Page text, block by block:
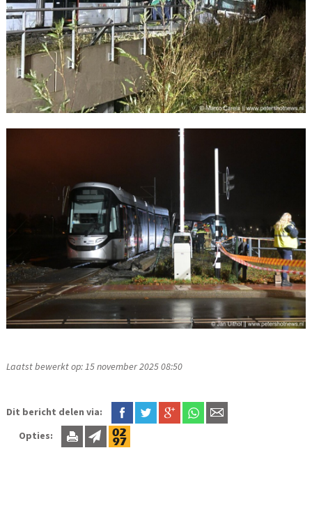
Laatst bewerkt op: 15 november 2025 08:50
Dit bericht delen via:
Opties: